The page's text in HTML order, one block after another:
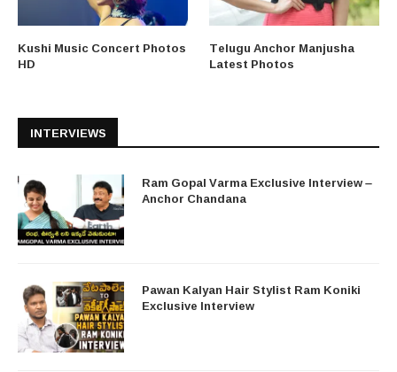
Kushi Music Concert Photos
HD
Telugu Anchor Manjusha
Latest Photos
INTERVIEWS
Ram Gopal Varma Exclusive Interview –
Anchor Chandana
Pawan Kalyan Hair Stylist Ram Koniki
Exclusive Interview